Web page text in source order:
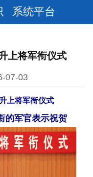
系统平台
上将军衔仪式
07-03
上将军衔仪式
的军官表示祝贺